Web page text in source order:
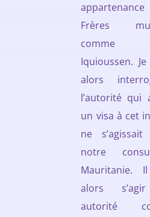
Frères
comme
Iquioussen.
alors
l’autorité qui
un visa à cet
ne
notre
Mauritanie.
alors
autorité